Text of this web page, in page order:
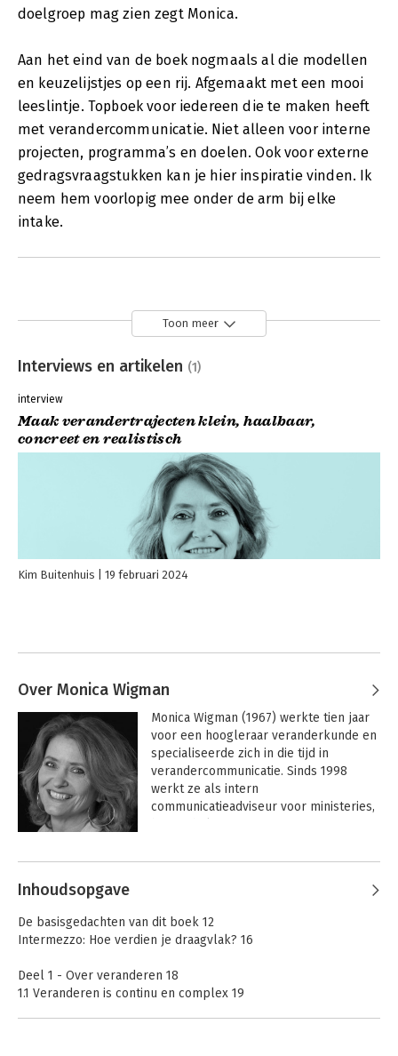
doelgroep mag zien zegt Monica.
Aan het eind van de boek nogmaals al die modellen
en keuzelijstjes op een rij. Afgemaakt met een mooi
leeslintje. Topboek voor iedereen die te maken heeft
met verandercommunicatie. Niet alleen voor interne
projecten, programma’s en doelen. Ook voor externe
gedragsvraagstukken kan je hier inspiratie vinden. Ik
neem hem voorlopig mee onder de arm bij elke
intake.
Toon meer
Interviews en artikelen (1)
interview
Maak verandertrajecten klein, haalbaar,
concreet en realistisch
Kim Buitenhuis 19 februari 2024
Over Monica Wigman
Monica Wigman (1967) werkte tien jaar
voor een hoogleraar veranderkunde en
specialiseerde zich in die tijd in
verandercommunicatie. Sinds 1998
werkt ze als intern
communicatieadviseur voor ministeries,
reorganisaties, digitaliseringsprojecten
regelmatig workshops en trainingen
aan communicatieadviseurs. In 2011
verscheen haar eerste boek
het draagvlak?
en kennis op praktische en handzame
manier samenbracht.
Inhoudsopgave
De basisgedachten van dit boek 12
Intermezzo: Hoe verdien je draagvlak? 16
Deel 1 - Over veranderen 18
1.1 Veranderen is continu en complex 19